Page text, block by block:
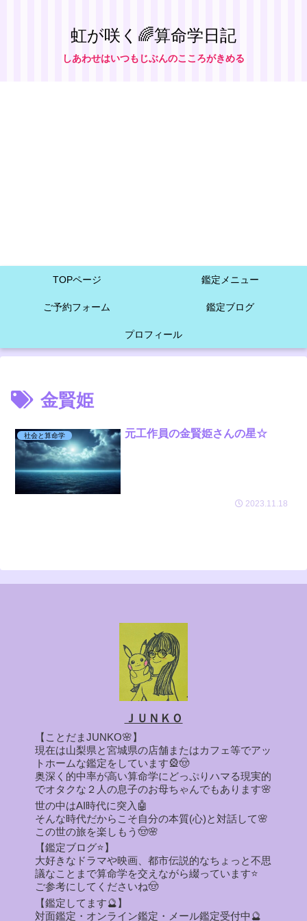
虹が咲く🌈算命学日記
しあわせはいつもじぶんのこころがきめる
TOPページ 鑑定メニュー
ご予約フォーム 鑑定ブログ
プロフィール
金賢姫
社会と算命学 元工作員の金賢姫さんの星☆
2023.11.18
ＪＵＮＫＯ
【ことだまJUNKO🌸】
現在は山梨県と宮城県の店舗またはカフェ等でアッ
トホームな鑑定をしています🎡🤠
奥深く的中率が高い算命学にどっぷりハマる現実的
でオタクな２人の息子のお母ちゃんでもあります🌸
世の中はAI時代に突入🤖
そんな時代だからこそ自分の本質(心)と対話して🌸
この世の旅を楽しもう🤠🌸
【鑑定ブログ⭐】
大好きなドラマや映画、都市伝説的なちょっと不思
議なことまで算命学を交えながら綴っています⭐
ご参考にしてくださいね🤠
【鑑定してます🔮】
対面鑑定・オンライン鑑定・メール鑑定受付中🔮